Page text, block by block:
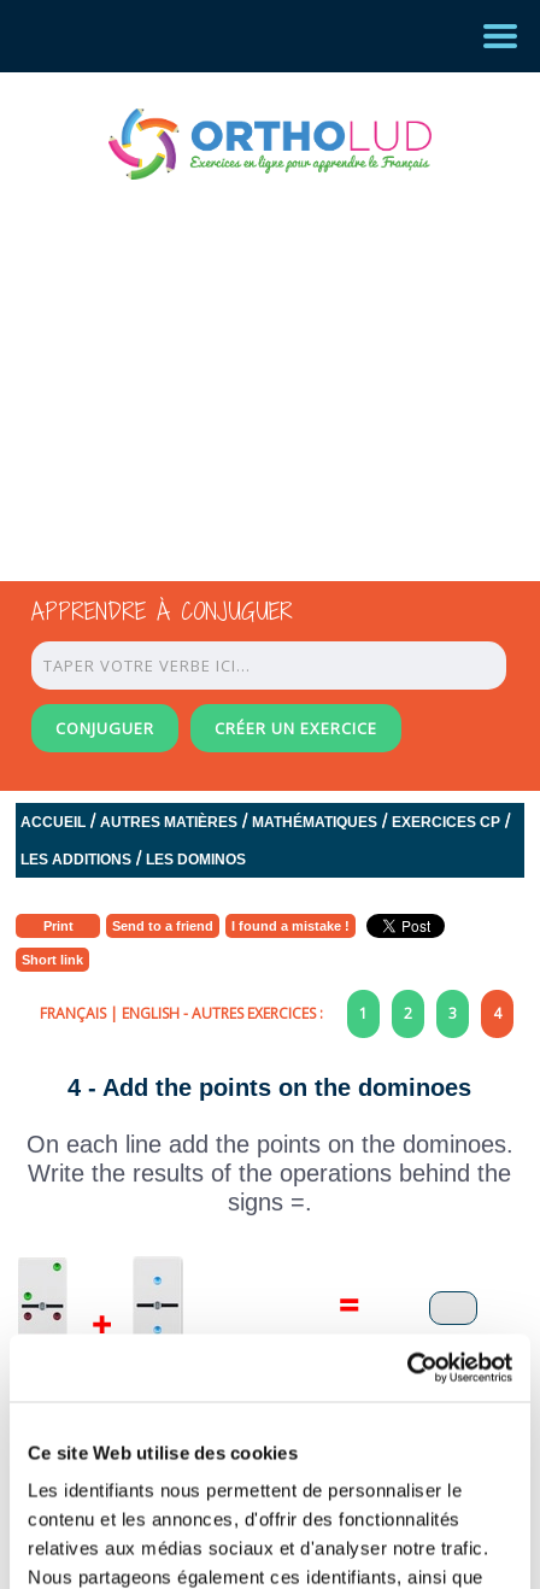
Ce site Web utilise des cookies
Les identifiants nous permettent de personnaliser le
contenu et les annonces, d'offrir des fonctionnalités
relatives aux médias sociaux et d'analyser notre trafic.
Nous partageons également ces identifiants, ainsi que
APPRENDRE À CONJUGUER
CONJUGUER CRÉER UN EXERCICE
ACCUEIL /AUTRES MATIÈRES /MATHÉMATIQUES /EXERCICES CP /
LES ADDITIONS /LES DOMINOS
Print Send to a friend I found a mistake !
Short link
FRANÇAIS| ENGLISH- AUTRES EXERCICES : 1 2 3 4
4 - Add the points on the dominoes
On each line add the points on the dominoes.
Write the results of the operations behind the
signs =.